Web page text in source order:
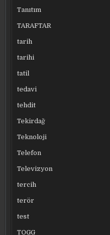
Tanıtım
TARAFTAR
tarih
tarihi
tatil
tedavi
tehdit
Tekirdağ
Teknoloji
Telefon
Televizyon
tercih
terör
test
TOGG